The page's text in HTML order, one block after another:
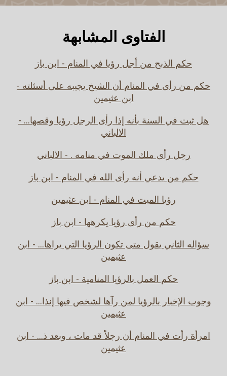
الفتاوى المشابهة
حكم الذبح من أجل رؤيا في المنام - ابن باز
حكم من رأى في المنام أن الشيخ يجيبه على أسئلته -
ابن عثيمين
هل ثبت في السنة بأنه إذا رأى الرجل رؤيا وقصها... -
الالباني
رجل رأى ملك الموت في منامه . - الالباني
حكم من يدعي أنه رأى الله في المنام - ابن باز
رؤيا الميت في المنام - ابن عثيمين
حكم من رأى رؤيا يكرهها - ابن باز
سؤاله الثاني يقول متى تكون الرؤيا التي يراها... - ابن
عثيمين
حكم العمل بالرؤيا المنامية - ابن باز
وجوب الإخبار بالرؤيا لمن رآها لشخص فيها إنذا... - ابن
عثيمين
امرأة رأت في المنام أن رجلاً قد مات ، وبعد ذ... - ابن
عثيمين